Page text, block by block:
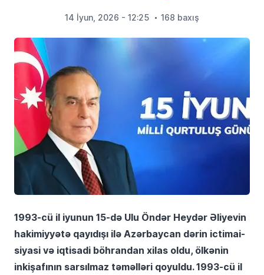
14 İyun, 2026 - 12:25 168 baxış
1993-cü il iyunun 15-də Ulu Öndər Heydər Əliyevin
hakimiyyətə qayıdışı ilə Azərbaycan dərin ictimai-
siyasi və iqtisadi böhrandan xilas oldu, ölkənin
inkişafının sarsılmaz təməlləri qoyuldu. 1993-cü il